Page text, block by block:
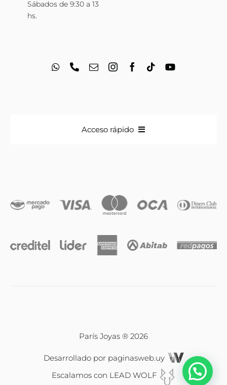
Sábados de 9:30 a 13
hs.
Acceso rápido
Iniciales
Relojes
París Joyas ® 2026
Desarrollado por paginasweb.uy
Escalamos con LEAD WOLF